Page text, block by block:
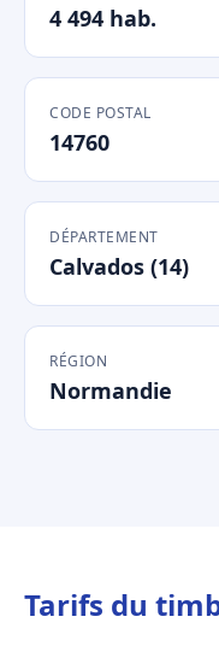
4 494 hab.
CODE POSTAL
14760
DÉPARTEMENT
Calvados (14)
RÉGION
Normandie
Tarifs du